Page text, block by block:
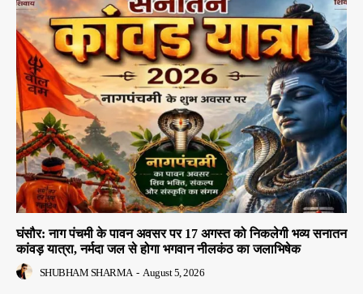
घंसौर: नाग पंचमी के पावन अवसर पर 17 अगस्त को निकलेगी भव्य सनातन
कांवड़ यात्रा, नर्मदा जल से होगा भगवान नीलकंठ का जलाभिषेक
SHUBHAM SHARMA - August 5, 2026